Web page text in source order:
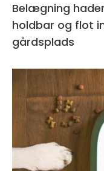
Belægning
holdbar og flot
gårdsplads